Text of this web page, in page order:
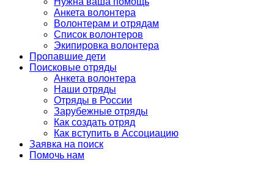
Анкета волонтера
Волонтерам и отрядам
Список волонтеров
Экипировка волонтера
Пропавшие дети
Поисковые отряды
Анкета волонтера
Наши отряды
Отряды в России
Зарубежные отряды
Как создать отряд
Как вступить в Ассоциацию
Заявка на поиск
Помочь нам